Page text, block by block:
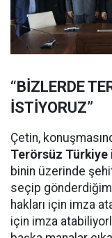
“BİZLERDE
İSTİYORUZ”
Çetin,
Terörsüz
binin üzerinde
seçip
hakları için imza
için imza